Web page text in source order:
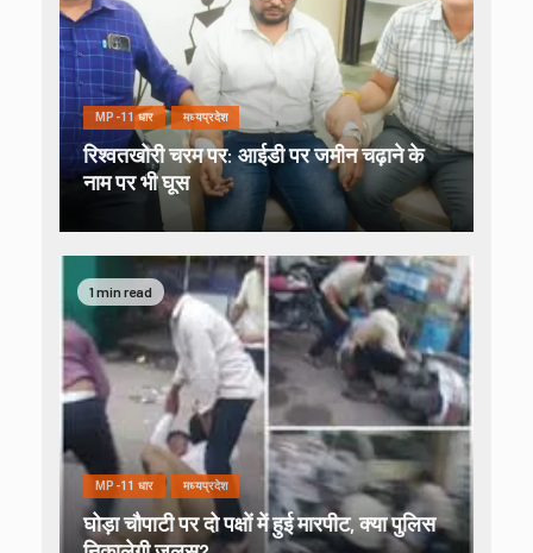
MP-11 धार मध्यप्रदेश
रिश्वतखोरी चरम पर: आईडी पर जमीन चढ़ाने के
नाम पर भी घूस
1 min read
MP-11 धार मध्यप्रदेश
घोड़ा चौपाटी पर दो पक्षों में हुई मारपीट, क्या पुलिस